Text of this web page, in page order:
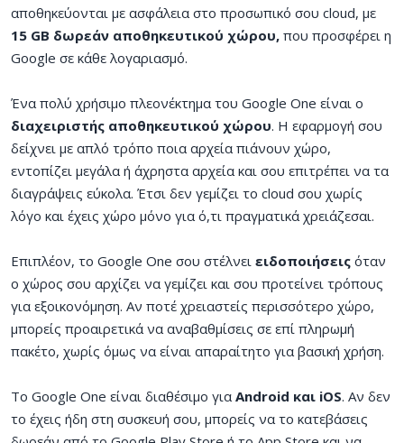
αποθηκεύονται με ασφάλεια στο προσωπικό σου cloud, με
15 GB δωρεάν αποθηκευτικού χώρου, που προσφέρει η
Google σε κάθε λογαριασμό.
Ένα πολύ χρήσιμο πλεονέκτημα του Google One είναι ο
διαχειριστής αποθηκευτικού χώρου. Η εφαρμογή σου
δείχνει με απλό τρόπο ποια αρχεία πιάνουν χώρο,
εντοπίζει μεγάλα ή άχρηστα αρχεία και σου επιτρέπει να τα
διαγράψεις εύκολα. Έτσι δεν γεμίζει το cloud σου χωρίς
λόγο και έχεις χώρο μόνο για ό,τι πραγματικά χρειάζεσαι.
Επιπλέον, το Google One σου στέλνει ειδοποιήσεις όταν
ο χώρος σου αρχίζει να γεμίζει και σου προτείνει τρόπους
για εξοικονόμηση. Αν ποτέ χρειαστείς περισσότερο χώρο,
μπορείς προαιρετικά να αναβαθμίσεις σε επί πληρωμή
πακέτο, χωρίς όμως να είναι απαραίτητο για βασική χρήση.
Το Google One είναι διαθέσιμο για Android και iOS. Αν δεν
το έχεις ήδη στη συσκευή σου, μπορείς να το κατεβάσεις